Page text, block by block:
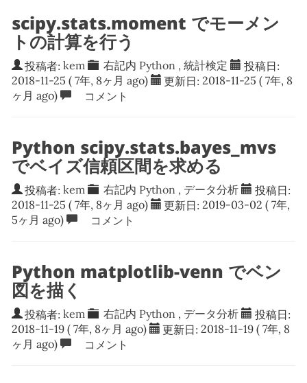
scipy.stats.moment でモーメン
トの計算を行う
投稿者: kem 右記内 Python ,統計検定 投稿日:
2018-11-25 ( 7年, 8ヶ月 ago) 更新日: 2018-11-25 ( 7年, 8
ヶ月 ago)
コメント
Python scipy.stats.bayes_mvs
でベイズ信頼区間を求める
投稿者: kem 右記内 Python , データ分析 投稿日:
2018-11-25 ( 7年, 8ヶ月 ago) 更新日: 2019-03-02 ( 7年,
5ヶ月 ago)
コメント
Python matplotlib-venn でベン
図を描く
投稿者: kem 右記内 Python , データ分析 投稿日:
2018-11-19 ( 7年, 8ヶ月 ago) 更新日: 2018-11-19 ( 7年, 8
ヶ月 ago)
コメント